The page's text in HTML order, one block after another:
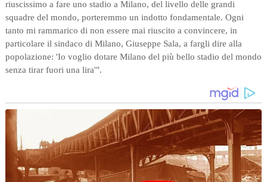
riuscissimo a fare uno stadio a Milano, del livello delle grandi
squadre del mondo, porteremmo un indotto fondamentale. Ogni
tanto mi rammarico di non essere mai riuscito a convincere, in
particolare il sindaco di Milano, Giuseppe Sala, a fargli dire alla
popolazione: 'Io voglio dotare Milano del più bello stadio del mondo
senza tirar fuori una lira'".